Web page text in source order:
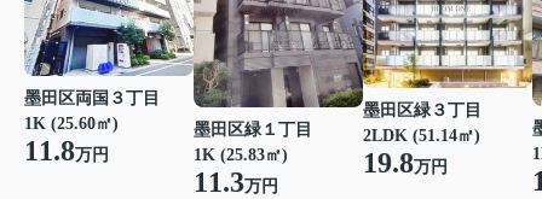
墨田区両国３丁目
1K (25.60㎡)
11.8万円
墨田区緑１丁目
1K (25.83㎡)
11.3万円
墨田区緑３丁目
2LDK (51.14㎡)
19.8万円